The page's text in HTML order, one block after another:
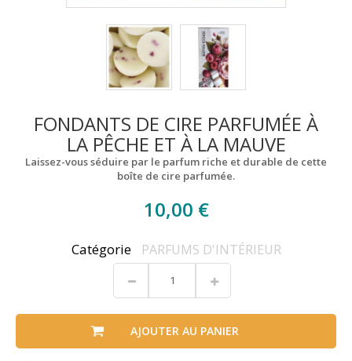
FONDANTS DE CIRE PARFUMÉE À
LA PÊCHE ET À LA MAUVE
Laissez-vous séduire par le parfum riche et durable de cette
boîte de cire parfumée.
10,00 €
Catégorie PARFUMS D'INTÉRIEUR
AJOUTER AU PANIER